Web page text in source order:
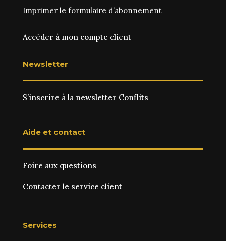
Imprimer le formulaire d’abonnement
Accéder à mon compte client
Newsletter
S’inscrire à la newsletter Conflits
Aide et contact
Foire aux questions
Contacter le service client
Services